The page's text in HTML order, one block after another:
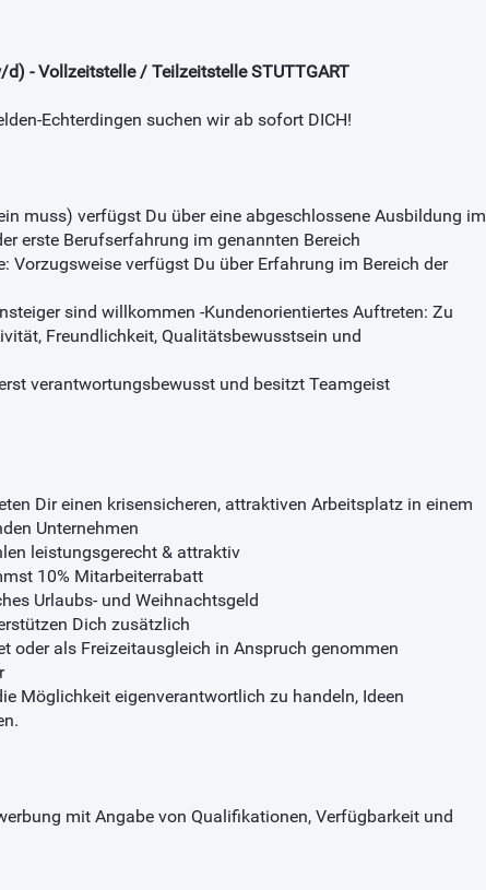
- Vollzeitstelle / Teilzeitstelle STUTTGART
Echterdingen suchen wir ab sofort DICH!
muss) verfügst Du über eine abgeschlossene Ausbildung im
erste Berufserfahrung im genannten Bereich
Vorzugsweise verfügst Du über Erfahrung im Bereich der
sind willkommen -Kundenorientiertes Auftreten: Zu
Freundlichkeit, Qualitätsbewusstsein und
verantwortungsbewusst und besitzt Teamgeist
Dir einen krisensicheren, attraktiven Arbeitsplatz in einem
Unternehmen
leistungsgerecht & attraktiv
10% Mitarbeiterrabatt
Urlaubs- und Weihnachtsgeld
Dich zusätzlich
oder als Freizeitausgleich in Anspruch genommen
Möglichkeit eigenverantwortlich zu handeln, Ideen
mit Angabe von Qualifikationen, Verfügbarkeit und